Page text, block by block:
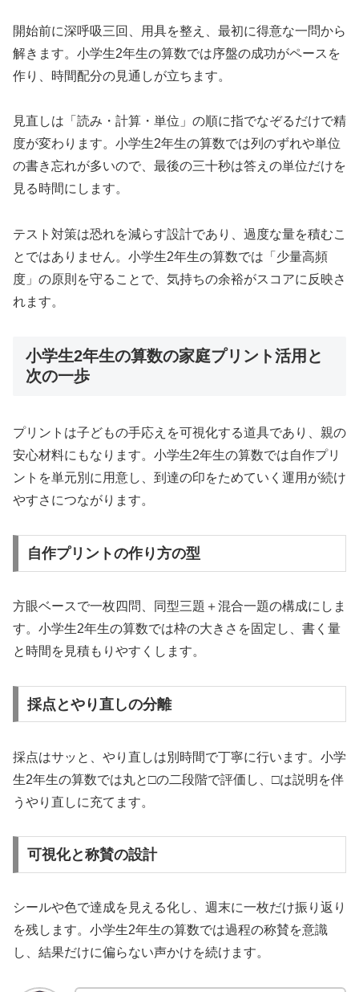
開始前に深呼吸三回、用具を整え、最初に得意な一問から
解きます。小学生2年生の算数では序盤の成功がペースを
作り、時間配分の見通しが立ちます。
見直しは「読み・計算・単位」の順に指でなぞるだけで精
度が変わります。小学生2年生の算数では列のずれや単位
の書き忘れが多いので、最後の三十秒は答えの単位だけを
見る時間にします。
テスト対策は恐れを減らす設計であり、過度な量を積むこ
とではありません。小学生2年生の算数では「少量高頻
度」の原則を守ることで、気持ちの余裕がスコアに反映さ
れます。
小学生2年生の算数の家庭プリント活用と
次の一歩
プリントは子どもの手応えを可視化する道具であり、親の
安心材料にもなります。小学生2年生の算数では自作プリ
ントを単元別に用意し、到達の印をためていく運用が続け
やすさにつながります。
自作プリントの作り方の型
方眼ベースで一枚四問、同型三題＋混合一題の構成にしま
す。小学生2年生の算数では枠の大きさを固定し、書く量
と時間を見積もりやすくします。
採点とやり直しの分離
採点はサッと、やり直しは別時間で丁寧に行います。小学
生2年生の算数では丸と□の二段階で評価し、□は説明を伴
うやり直しに充てます。
可視化と称賛の設計
シールや色で達成を見える化し、週末に一枚だけ振り返り
を残します。小学生2年生の算数では過程の称賛を意識
し、結果だけに偏らない声かけを続けます。